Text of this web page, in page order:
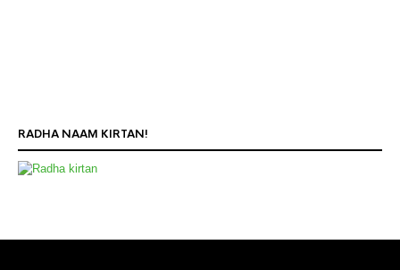
RADHA NAAM KIRTAN!